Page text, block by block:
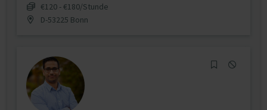
€120 - €180/Stunde
D-53225 Bonn